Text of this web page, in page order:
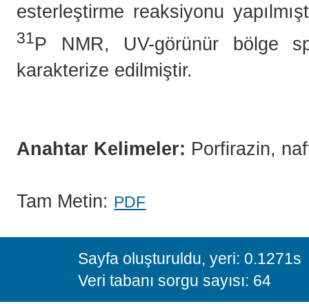
esterleştirme reaksiyonu
31P NMR, UV-görünür bölge
karakterize edilmiştir.
Anahtar Kelimeler: Porfirazin,
Tam Metin: PDF
Sayfa oluşturuldu, yeri: 0.1271s
Veri tabanı sorgu sayısı: 64